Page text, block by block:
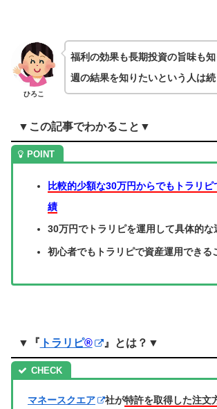
ひろこ
福利の効果も長期投資の旨味も
週の結果を知りたいという人は
▼この記事でわかること▼
比較的少額な30万円からでもトラリピ
績
30万円でトラリピを運用して具体的な
初心者でもトラリピで資産運用できる
▼『 トラリピ® 』とは？▼
マネースクエア 社が特許を取得した注文